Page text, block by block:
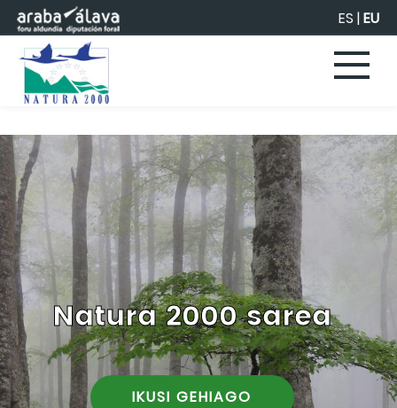
Eduki nagusira joan ES |EU
Natura 2000 sarea
IKUSI GEHIAGO